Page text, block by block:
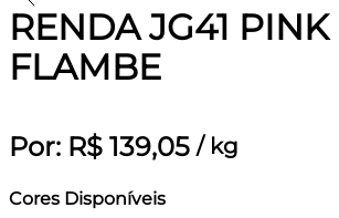
RENDA JG41 PINK
FLAMBE
Por: R$ 139,05 / kg
Cores Disponíveis